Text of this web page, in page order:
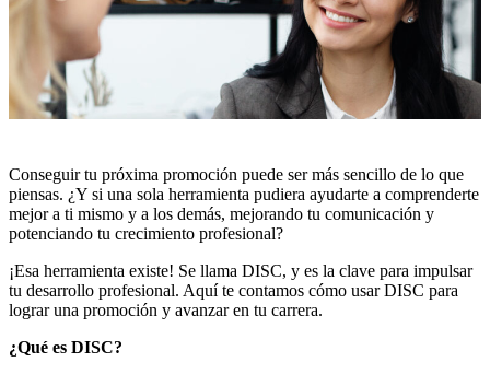
Conseguir tu próxima promoción puede ser más sencillo de lo que
piensas. ¿Y si una sola herramienta pudiera ayudarte a comprenderte
mejor a ti mismo y a los demás, mejorando tu comunicación y
potenciando tu crecimiento profesional?
¡Esa herramienta existe! Se llama DISC, y es la clave para impulsar
tu desarrollo profesional. Aquí te contamos cómo usar DISC para
lograr una promoción y avanzar en tu carrera.
¿Qué es DISC?